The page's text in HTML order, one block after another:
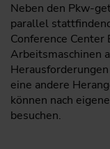
Neben den Pkw-
parallel
Conference
Arbeitsmaschinen
eine andere
können nach
besuchen.